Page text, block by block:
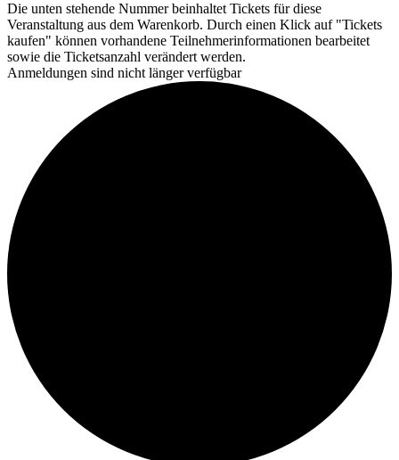
Die unten stehende Nummer beinhaltet Tickets für diese
Veranstaltung aus dem Warenkorb. Durch einen Klick auf "Tickets
kaufen" können vorhandene Teilnehmerinformationen bearbeitet
sowie die Ticketsanzahl verändert werden.
Anmeldungen sind nicht länger verfügbar